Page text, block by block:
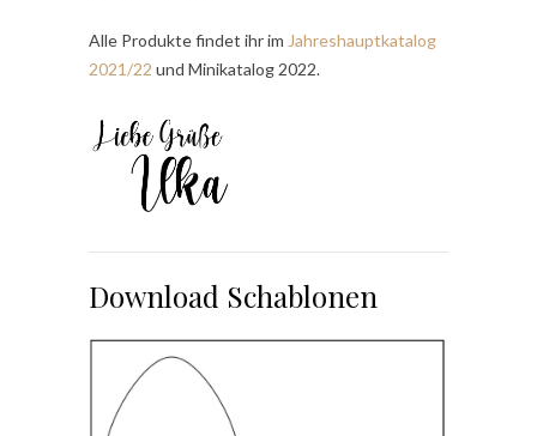
Alle Produkte findet ihr im Jahreshauptkatalog
2021/22 und Minikatalog 2022.
Download Schablonen